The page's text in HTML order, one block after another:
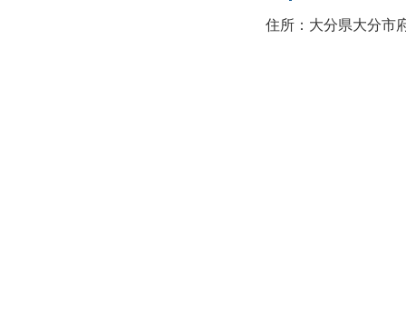
住所：大分県大分市